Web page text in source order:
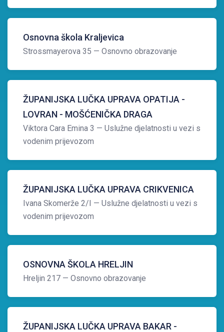
Osnovna škola Kraljevica
Strossmayerova 35 — Osnovno obrazovanje
ŽUPANIJSKA LUČKA UPRAVA OPATIJA -
LOVRAN - MOŠĆENIČKA DRAGA
Viktora Cara Emina 3 — Uslužne djelatnosti u vezi s
vodenim prijevozom
ŽUPANIJSKA LUČKA UPRAVA CRIKVENICA
Ivana Skomerže 2/I — Uslužne djelatnosti u vezi s
vodenim prijevozom
OSNOVNA ŠKOLA HRELJIN
Hreljin 217 — Osnovno obrazovanje
ŽUPANIJSKA LUČKA UPRAVA BAKAR -